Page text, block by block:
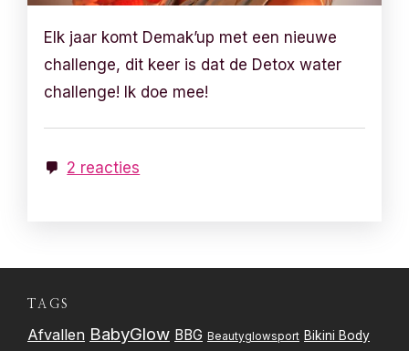
Elk jaar komt Demak’up met een nieuwe
challenge, dit keer is dat de Detox water
challenge! Ik doe mee!
2 reacties
TAGS
Afvallen BabyGlow BBG Beautyglowsport Bikini Body